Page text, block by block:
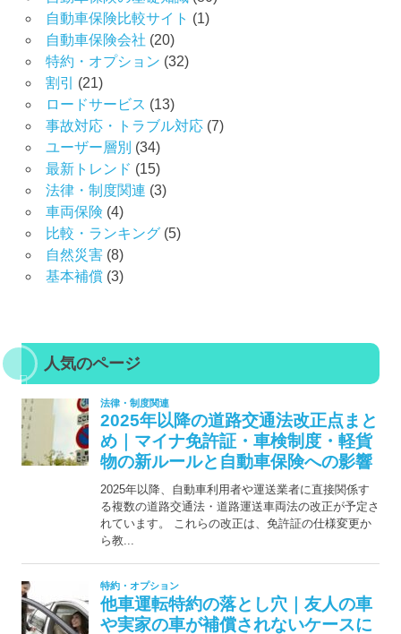
自動車保険比較サイト (1)
自動車保険会社 (20)
特約・オプション (32)
割引
(21)
ロードサービス (13)
事故対応・トラブル対応(7)
ユーザー層別 (34)
最新トレンド (15)
法律・制度関連 (3)
車両保険 (4)
比較・ランキング(5)
自然災害(8)
基本補償(3)
人気のページ